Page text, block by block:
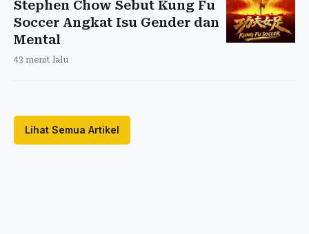
Stephen Chow Sebut Kung Fu
Soccer Angkat Isu Gender dan
Mental
43 menit lalu
Lihat Semua Artikel